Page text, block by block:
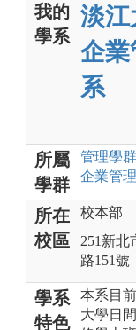
我的
學系
淡江
企業
系
所屬
學群
管理學群
企業管理
所在
校區
校本部
251新北
路151號
學系
特色
本系目
大學日